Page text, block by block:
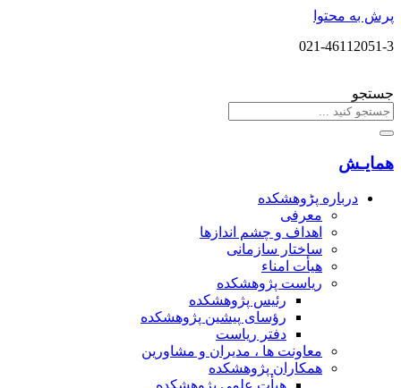
پرش به محتوا
021-46112051-3
جستجو
همایـش
درباره پڑوهشکده
معرفی
اهداف و چشم اندازها
ساختار سازمانی
هیأت امناء
ریاست پژوهشکده
رئیس پژوهشکده
رؤسای پیشین پژوهشکده
دفتر ریاست
معاونت ها ، مدیران و مشاورین
همکاران پژوهشکده